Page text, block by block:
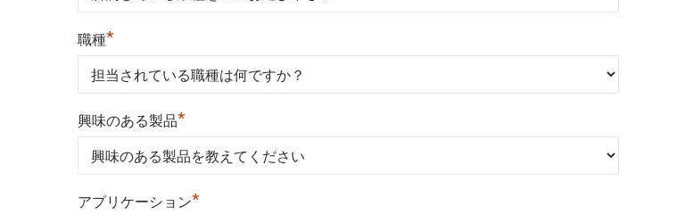
職種*
興味のある製品*
アプリケーション*